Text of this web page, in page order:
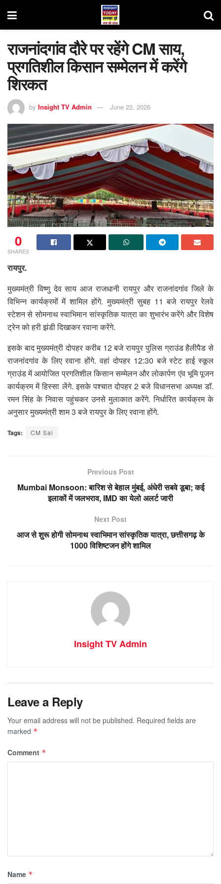
राजनांदगांव दौरे पर रहेंगे CM साय,
प्रगतिशील किसान सम्मेलन में करेंगे
शिरकत
by Insight TV Admin June 22, 2026
0
SHARES
रायपुर.
मुख्यमंत्री विष्णु देव साय आज राजधानी रायपुर और राजनांदगांव जिले के
विभिन्न कार्यक्रमों में शामिल होंगे. मुख्यमंत्री सुबह 11 बजे रायपुर रेलवे
स्टेशन से सोमनाथ स्वाभिमान सांस्कृतिक यात्रा का शुभारंभ करेंगे और विशेष
ट्रेन को हरी झंडी दिखाकर रवाना करेंगे.
इसके बाद मुख्यमंत्री दोपहर करीब 12 बजे रायपुर पुलिस ग्राउंड हैलीपैड से
राजनांदगांव के लिए रवाना होंगे. वहां दोपहर 12:30 बजे स्टेट हाई स्कूल
ग्राउंड में आयोजित प्रगतिशील किसान सम्मेलन और लोकार्पण एंव भूमि पूजन
कार्यक्रम में हिस्सा लेंगे. इसके पश्चात दोपहर 2 बजे विधानसभा अध्यक्ष डॉ.
रमन सिंह के निवास पहुंचकर उनसे मुलाकात करेंगे. निर्धारित कार्यक्रम के
अनुसार मुख्यमंत्री शाम 3 बजे रायपुर के लिए रवाना होंगे.
Tags: CM Sai
Previous Post
Mumbai Monsoon: बारिश से बेहाल मुंबई, अंधेरी सबवे डूबा; कई
इलाकों में जलभराव, IMD का येलो अलर्ट जारी
Next Post
आज से शुरू होगी सोमनाथ स्वाभिमान सांस्कृतिक यात्रा, छत्तीसगढ़ के
1000 विशिष्टजन होंगे शामिल
Insight TV Admin
Leave a Reply
Your email address will not be published. Required fields are
marked *
Comment *
Name *